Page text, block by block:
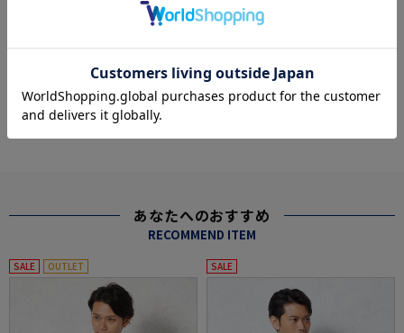
WEB価格： 2,990円
あなたへのおすすめ
RECOMMEND ITEM
SALE OUTLET SALE